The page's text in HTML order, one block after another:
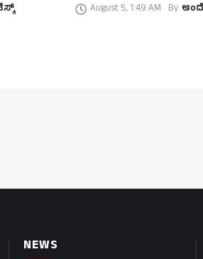
August 5, 1:49 AM By
NEWS